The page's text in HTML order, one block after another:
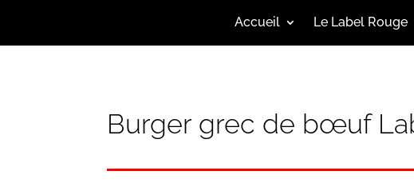
Accueil Le Label Rouge
Burger grec de bœuf